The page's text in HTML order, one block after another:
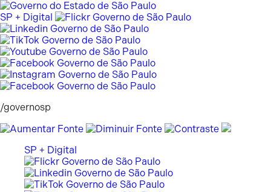
Pular
para
o
conteúdo
SP + Digital
/governosp
SP + Digital